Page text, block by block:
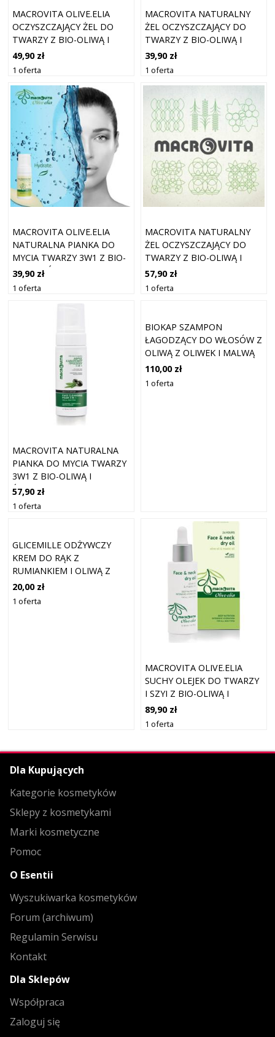
MACROVITA OLIVE.ELIA
OCZYSZCZAJĄCY ŻEL DO
TWARZY Z BIO-OLIWĄ I
PROPOLISEM 150ML
49,90 zł
1 oferta
MACROVITA NATURALNY
ŻEL OCZYSZCZAJĄCY DO
TWARZY Z BIO-OLIWĄ I
PROPOLISEM 100ML
39,90 zł
1 oferta
MACROVITA OLIVE.ELIA
NATURALNA PIANKA DO
MYCIA TWARZY 3W1 Z BIO-
OLIWĄ I ŚWIETLIKIEM
100ML
39,90 zł
1 oferta
MACROVITA NATURALNY
ŻEL OCZYSZCZAJĄCY DO
TWARZY Z BIO-OLIWĄ I
PROPOLISEM 200ML
57,90 zł
1 oferta
MACROVITA NATURALNA
PIANKA DO MYCIA TWARZY
3W1 Z BIO-OLIWĄ I
ŚWIETLIKIEM 150ML
57,90 zł
1 oferta
BIOKAP SZAMPON
ŁAGODZĄCY DO WŁOSÓW Z
OLIWĄ Z OLIWEK I MALWĄ
200 ML
110,00 zł
1 oferta
GLICEMILLE ODŻYWCZY
KREM DO RĄK Z
RUMIANKIEM I OLIWĄ Z
OLIWEK 75 ML
20,00 zł
1 oferta
MACROVITA OLIVE.ELIA
SUCHY OLEJEK DO TWARZY
I SZYI Z BIO-OLIWĄ I
OLEJKIEM MASTYKSOWYM
30ML
89,90 zł
1 oferta
Dla Kupujących
Kategorie kosmetyków
Sklepy z kosmetykami
Marki kosmetyczne
Pomoc
O Esentii
Wyszukiwarka kosmetyków
Forum (archiwum)
Regulamin Serwisu
Kontakt
Dla Sklepów
Współpraca
Zaloguj się